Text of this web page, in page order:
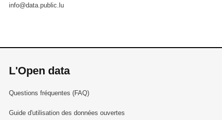
info@data.public.lu
L'Open data
Questions fréquentes (FAQ)
Guide d'utilisation des données ouvertes